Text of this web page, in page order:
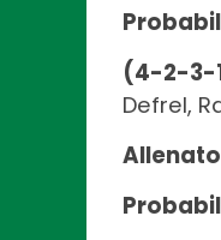
(4-2-3-
Defrel,